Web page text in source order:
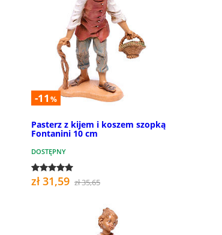
-11 %
Pasterz z kijem i koszem szopką
Fontanini 10 cm
DOSTĘPNY
zł 31,59 zł 35,65